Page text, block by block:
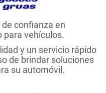
confianza en
para vehículos.
y un servicio rápido
de brindar soluciones
su automóvil.